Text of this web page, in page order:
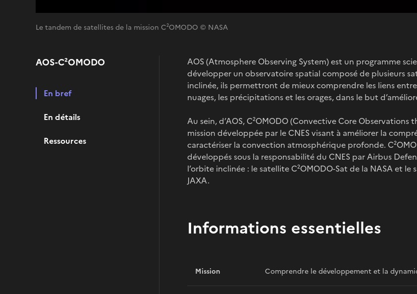
Le tandem de satellites de la mission C²OMODO © NASA
AOS-C²OMODO
En bref
En détails
Ressources
AOS (Atmosphere Observing System) est un programme
développer un observatoire spatial composé de plusieurs
inclinée, ils permettront de mieux comprendre les liens
nuages, les précipitations et les orages, dans le but
Au sein, d’AOS, C²OMODO (Convective Core
mission développée par le CNES visant à améliorer la
caractériser la convection atmosphérique profonde.
développés sous la responsabilité du CNES par Airbus
l’orbite inclinée : le satellite C²OMODO-Sat de la NASA et
JAXA.
Informations essentielles
Mission Comprendre le développement et la